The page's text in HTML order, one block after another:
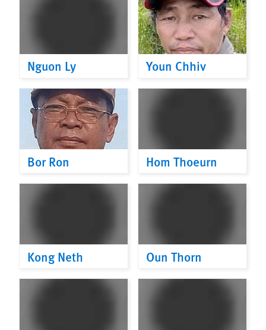
Nguon Ly Youn Chhiv
Bor Ron Hom Thoeurn
Kong Neth Oun Thorn